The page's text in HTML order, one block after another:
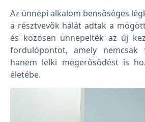
Az ünnepi alkalom bensőséges
a résztvevők hálát adtak a
és közösen ünnepelték az új
fordulópontot, amely nemcsak
hanem lelki megerősödést is
életébe.